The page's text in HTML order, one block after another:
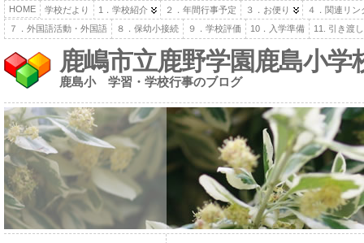
HOME 学校だより 1．学校紹介 ２．年間行事予定 ３．お便り
４．関連リン
７．外国語活動・外国語
８．保幼小接続 ９．学校評価 10．入学準備 11. 引き渡
鹿嶋市立鹿野学園鹿島小学
鹿島小 学習・学校行事のブログ